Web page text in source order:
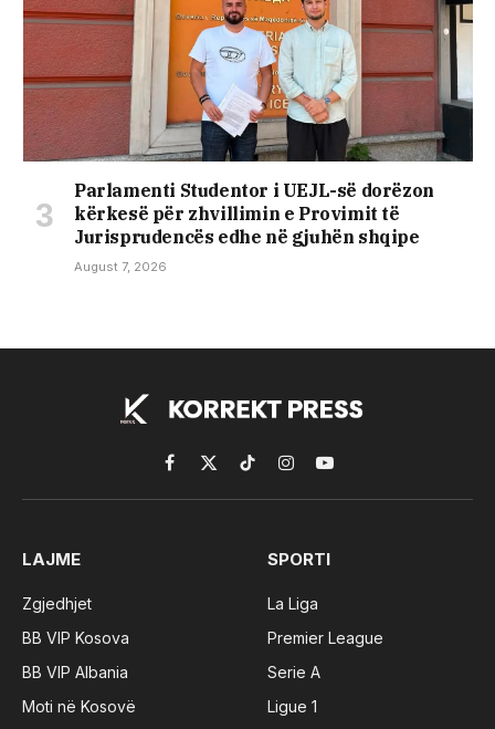
Parlamenti Studentor i UEJL-së dorëzon
kërkesë për zhvillimin e Provimit të
Jurisprudencës edhe në gjuhën shqipe
August 7, 2026
Facebook
X
(Twitter)
TikTokInstagramYouTube
LAJME
Zgjedhjet
BB VIP Kosova
BB VIP Albania
Moti në Kosovë
SPORTI
La Liga
Premier League
Serie A
Ligue 1